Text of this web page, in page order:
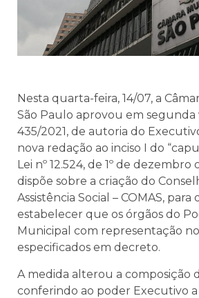
Nesta quarta-feira, 14/07, a
São Paulo aprovou em segunda
435/2021, de autoria do
nova redação ao inciso I do
Lei nº 12.524, de 1º de dezembro
dispõe sobre a criação do
Assistência Social – COMAS, para
estabelecer que os órgãos do
Municipal com representação
especificados em decreto.
A medida alterou a composição
conferindo ao poder Executivo